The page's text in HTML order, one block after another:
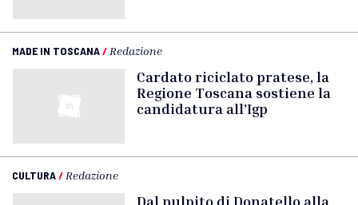
MADE IN TOSCANA/ Redazione
Cardato riciclato pratese, la
Regione Toscana sostiene la
candidatura all’Igp
CULTURA/ Redazione
Dal pulpito di Donatello alla